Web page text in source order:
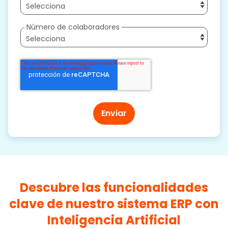
Número de colaboradores
Descubre las funcionalidades
clave de nuestro sistema ERP con
Inteligencia Artificial